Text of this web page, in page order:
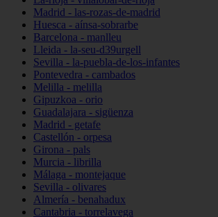
Madrid - las-rozas-de-madrid
Huesca - aínsa-sobrarbe
Barcelona - manlleu
Lleida - la-seu-d39urgell
Sevilla - la-puebla-de-los-infantes
Pontevedra - cambados
Melilla - melilla
Gipuzkoa - orio
Guadalajara - sigüenza
Madrid - getafe
Castellón - orpesa
Girona - pals
Murcia - librilla
Málaga - montejaque
Sevilla - olivares
Almería - benahadux
Cantabria - torrelavega